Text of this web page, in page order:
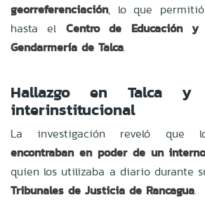
georreferenciación, lo que
hasta el Centro de Educación y
Gendarmería de Talca.
Hallazgo en Talca y
interinstitucional
La investigación reveló que
encontraban en poder de un
quien los utilizaba a diario durante
Tribunales de Justicia de Rancagua.